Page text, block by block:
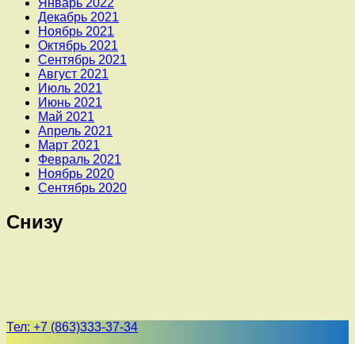
Январь 2022
Декабрь 2021
Ноябрь 2021
Октябрь 2021
Сентябрь 2021
Август 2021
Июль 2021
Июнь 2021
Май 2021
Апрель 2021
Март 2021
Февраль 2021
Ноябрь 2020
Сентябрь 2020
Снизу
Тел: +7 (863)333-37-34